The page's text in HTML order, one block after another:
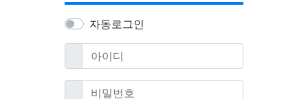
자동로그인
아이디필수
비밀번호필수